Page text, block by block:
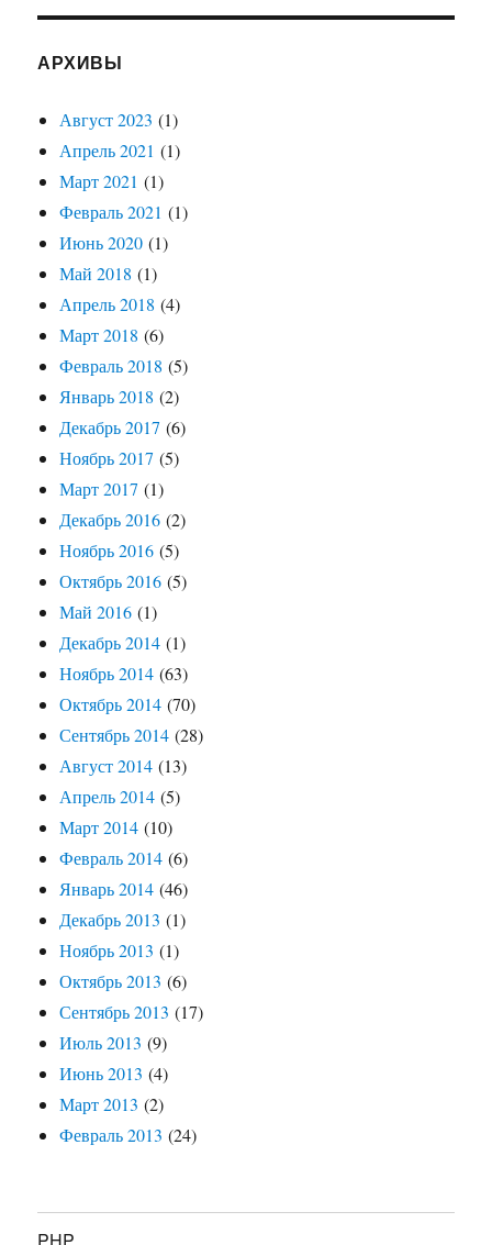
АРХИВЫ
Август 2023 (1)
Апрель 2021 (1)
Март 2021 (1)
Февраль 2021 (1)
Июнь 2020 (1)
Май 2018 (1)
Апрель 2018 (4)
Март 2018 (6)
Февраль 2018 (5)
Январь 2018 (2)
Декабрь 2017 (6)
Ноябрь 2017 (5)
Март 2017 (1)
Декабрь 2016 (2)
Ноябрь 2016 (5)
Октябрь 2016 (5)
Май 2016 (1)
Декабрь 2014 (1)
Ноябрь 2014 (63)
Октябрь 2014 (70)
Сентябрь 2014 (28)
Август 2014 (13)
Апрель 2014 (5)
Март 2014 (10)
Февраль 2014 (6)
Январь 2014 (46)
Декабрь 2013 (1)
Ноябрь 2013 (1)
Октябрь 2013 (6)
Сентябрь 2013 (17)
Июль 2013 (9)
Июнь 2013 (4)
Март 2013 (2)
Февраль 2013 (24)
PHP